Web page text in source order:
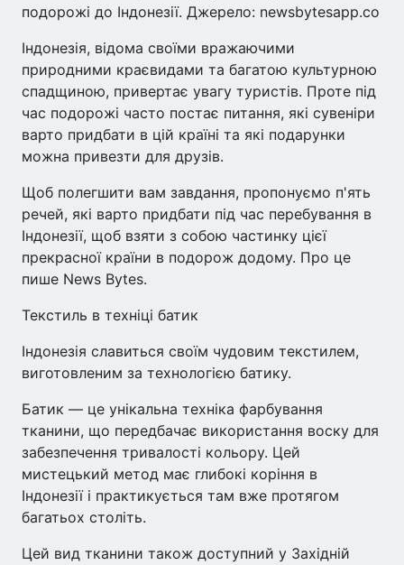
подорожі до Індонезії. Джерело: newsbytesapp.co
Індонезія, відома своїми вражаючими
природними краєвидами та багатою культурною
спадщиною, привертає увагу туристів. Проте під
час подорожі часто постає питання, які сувеніри
варто придбати в цій країні та які подарунки
можна привезти для друзів.
Щоб полегшити вам завдання, пропонуємо п'ять
речей, які варто придбати під час перебування в
Індонезії, щоб взяти з собою частинку цієї
прекрасної країни в подорож додому. Про це
пише News Bytes.
Текстиль в техніці батик
Індонезія славиться своїм чудовим текстилем,
виготовленим за технологією батику.
Батик — це унікальна техніка фарбування
тканини, що передбачає використання воску для
забезпечення тривалості кольору. Цей
мистецький метод має глибокі коріння в
Індонезії і практикується там вже протягом
багатьох століть.
Цей вид тканини також доступний у Західній